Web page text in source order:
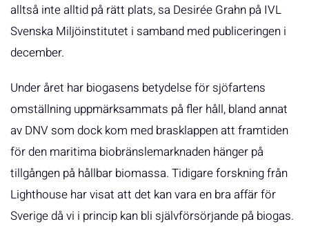
alltså inte alltid på rätt plats, sa Desirée Grahn på IVL
Svenska Miljöinstitutet i samband med publiceringen i
december.
Under året har biogasens betydelse för sjöfartens
omställning uppmärksammats på fler håll, bland annat
av DNV som dock kom med brasklappen att framtiden
för den maritima biobränslemarknaden hänger på
tillgången på hållbar biomassa. Tidigare forskning från
Lighthouse har visat att det kan vara en bra affär för
Sverige då vi i princip kan bli självförsörjande på biogas.